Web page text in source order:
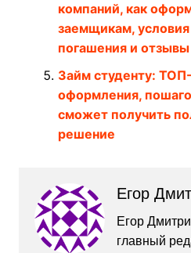
компаний, как
заемщикам,
погашения и
Займ студенту:
оформления,
сможет получить
решение
Егор
Егор
главный